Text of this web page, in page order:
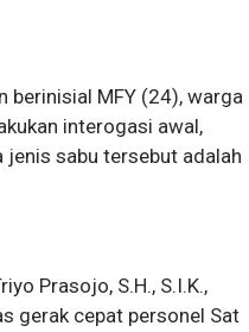
berinisial MFY (24), warga
interogasi awal,
jenis sabu tersebut adalah
Prasojo, S.H., S.I.K.,
gerak cepat personel Sat